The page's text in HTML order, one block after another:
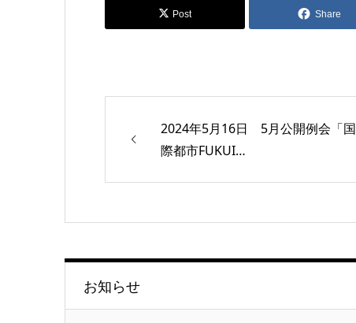
Post Share
2024年5月16日 5月公開例会「国
際都市FUKUI…
お知らせ